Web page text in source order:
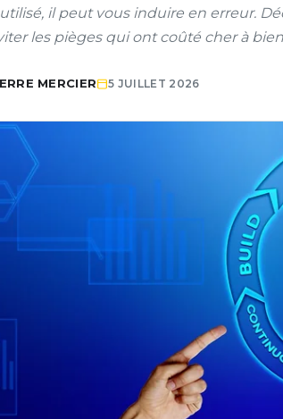
il peut vous induire en erreur.
les pièges qui ont coûté cher à
MERCIER 5 JUILLET 2026